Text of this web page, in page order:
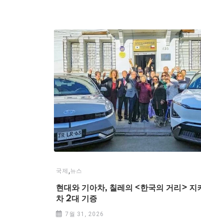
국제 ,뉴스
현대와 기아차, 칠레의 <한국의 거리> 지
차 2대 기증
7월 31, 2026